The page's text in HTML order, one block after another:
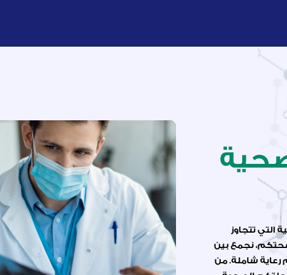
التي تتجاوز
نجمع بين
رعاية شاملة. من